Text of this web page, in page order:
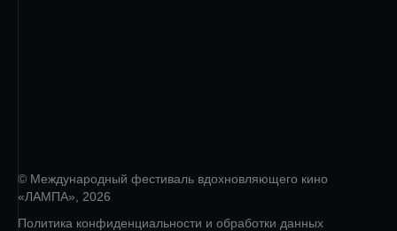
© Международный фестиваль вдохновляющего кино
«ЛАМПА», 2026
Политика конфиденциальности и обработки данных